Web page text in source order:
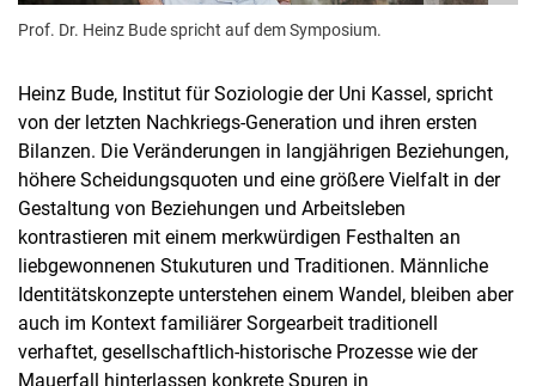
Prof. Dr. Heinz Bude spricht auf dem Symposium.
Heinz Bude, Institut für Soziologie der Uni Kassel, spricht
von der letzten Nachkriegs-Generation und ihren ersten
Bilanzen. Die Veränderungen in langjährigen Beziehungen,
höhere Scheidungsquoten und eine größere Vielfalt in der
Gestaltung von Beziehungen und Arbeitsleben
kontrastieren mit einem merkwürdigen Festhalten an
liebgewonnenen Stukuturen und Traditionen. Männliche
Identitätskonzepte unterstehen einem Wandel, bleiben aber
auch im Kontext familiärer Sorgearbeit traditionell
verhaftet, gesellschaftlich-historische Prozesse wie der
Mauerfall hinterlassen konkrete Spuren in